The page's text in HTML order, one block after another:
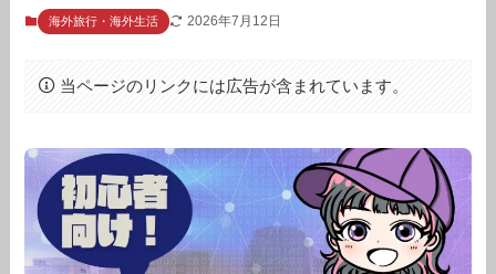
海外旅行・海外生活 2026年7月12日
当ページのリンクには広告が含まれています。